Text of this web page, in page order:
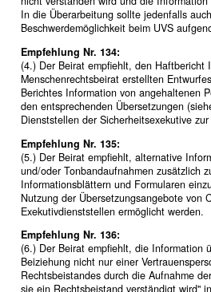
In die Überarbeitung sollte jedenfalls
Beschwerdemöglichkeit beim UVS
Empfehlung Nr. 134:
(4.) Der Beirat empfiehlt, den Haftbericht
Menschenrechtsbeirat erstellten
Berichtes Information von angehaltenen
den entsprechenden Übersetzungen
Dienststellen der Sicherheitsexekutive
Empfehlung Nr. 135:
(5.) Der Beirat empfiehlt, alternative
und/oder Tonbandaufnahmen zusätzlich
Informationsblättern und Formularen
Nutzung der Übersetzungsangebote von
Exekutivdienststellen ermöglicht werden.
Empfehlung Nr. 136:
(6.) Der Beirat empfiehlt, die Information
Beiziehung nicht nur einer
Rechtsbeistandes durch die Aufnahme
sie ein Rechtsbeistand verständigt wird"